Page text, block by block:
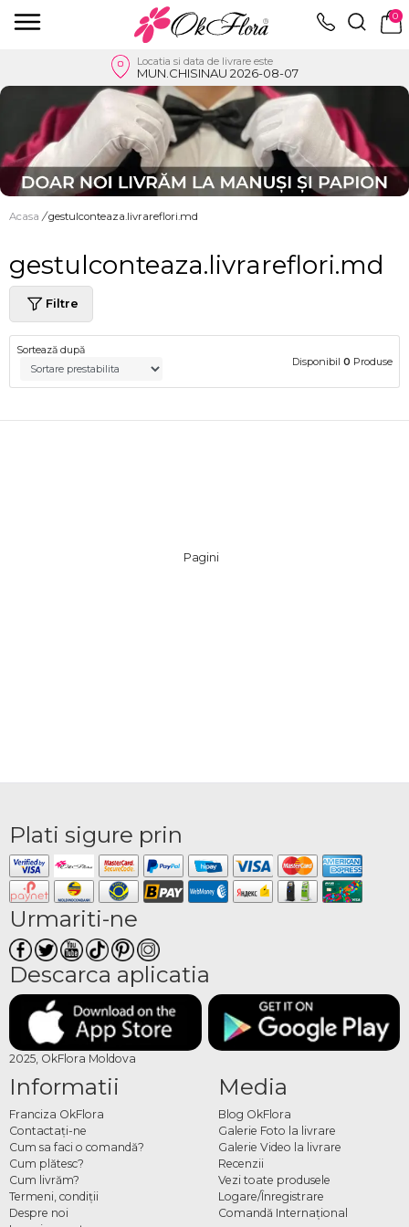
0
Locatia si data de livrare este
MUN.CHISINAU 2026-08-07
Acasa / gestulconteaza.livrareflori.md
gestulconteaza.livrareflori.md
Filtre
Sortează după
Disponibil 0 Produse
Pagini
Plati sigure prin
Urmariti-ne
Descarca aplicatia
2025, OkFlora Moldova
Informatii
Franciza OkFlora
Contactaţi-ne
Cum sa faci o comandă?
Cum plătesc?
Cum livrăm?
Termeni, condiţii
Despre noi
Media
Blog OkFlora
Galerie Foto la livrare
Galerie Video la livrare
Recenzii
Vezi toate produsele
Logare/Înregistrare
Comandă Internațional